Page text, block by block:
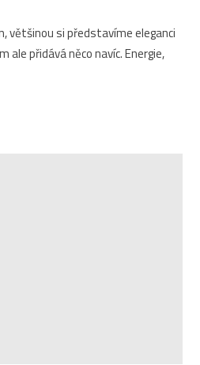
většinou si představíme eleganci
ale přidává něco navíc. Energie,